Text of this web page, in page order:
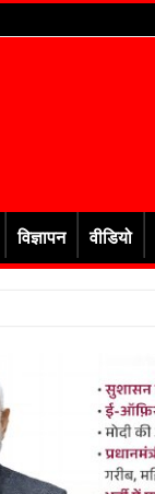
विज्ञापन वीडियो